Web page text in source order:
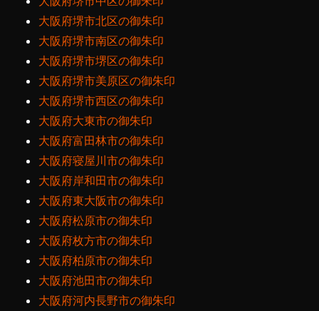
大阪府堺市北区の御朱印
大阪府堺市南区の御朱印
大阪府堺市堺区の御朱印
大阪府堺市美原区の御朱印
大阪府堺市西区の御朱印
大阪府大東市の御朱印
大阪府富田林市の御朱印
大阪府寝屋川市の御朱印
大阪府岸和田市の御朱印
大阪府東大阪市の御朱印
大阪府松原市の御朱印
大阪府枚方市の御朱印
大阪府柏原市の御朱印
大阪府池田市の御朱印
大阪府河内長野市の御朱印